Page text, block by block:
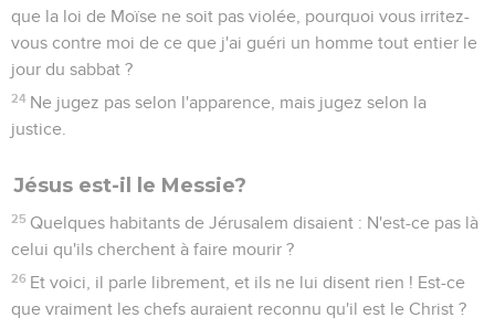
que la loi de Moïse ne soit pas violée, pourquoi vous irritez-
vous contre moi de ce que j'ai guéri un homme tout entier le
jour du sabbat ?
24 Ne jugez pas selon l'apparence, mais jugez selon la
justice.
Jésus est-il le Messie?
25 Quelques habitants de Jérusalem disaient : N'est-ce pas là
celui qu'ils cherchent à faire mourir ?
26 Et voici, il parle librement, et ils ne lui disent rien ! Est-ce
que vraiment les chefs auraient reconnu qu'il est le Christ ?